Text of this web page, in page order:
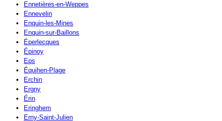
Ennetières-en-Weppes
Ennevelin
Enquin-les-Mines
Enquin-sur-Baillons
Éperlecques
Épinoy
Eps
Équihen-Plage
Erchin
Ergny
Érin
Eringhem
Erny-Saint-Julien